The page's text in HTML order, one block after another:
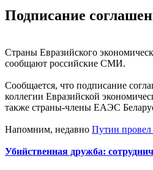
Подписание
Страны Евразийского
сообщают российские СМИ.
Сообщается, что подписание
коллегии Евразийской
также страны-члены ЕАЭС
Напомним, недавно Путин провел
Убийственная дружба: